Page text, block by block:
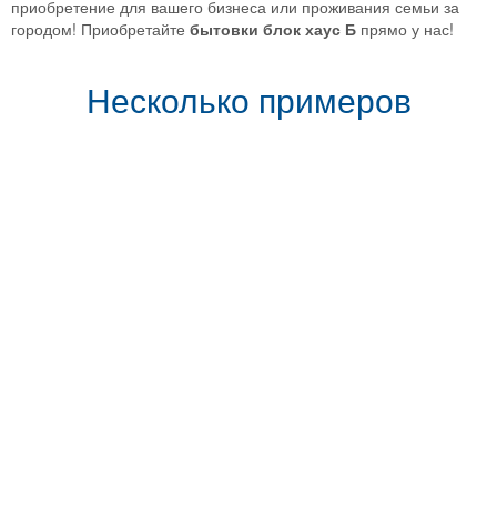
приобретение для вашего бизнеса или проживания семьи за
городом! Приобретайте бытовки блок хаус Б прямо у нас!
Несколько примеров